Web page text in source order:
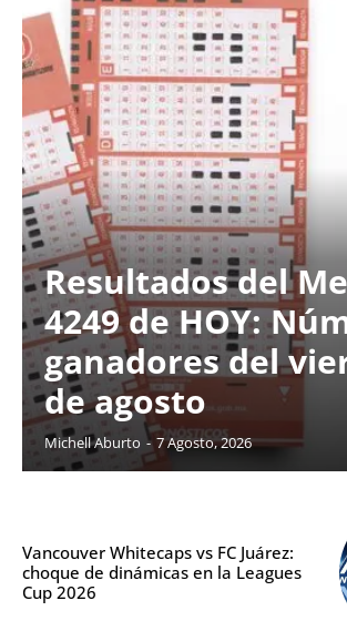
Resultados del
4249 de HOY:
ganadores del
de agosto
Michell Aburto - 7 Agosto, 2026
Vancouver Whitecaps vs FC Juárez:
choque de dinámicas en la Leagues
Cup 2026